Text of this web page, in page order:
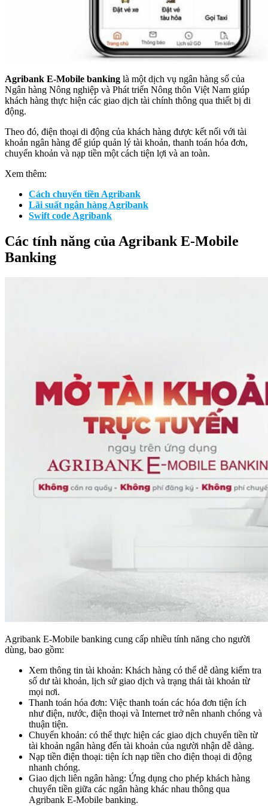
Agribank E-Mobile banking là một dịch vụ ngân hàng số của
Ngân hàng Nông nghiệp và Phát triển Nông thôn Việt Nam giúp
khách hàng thực hiện các giao dịch tài chính thông qua thiết bị di
động.
Theo đó, điện thoại di động của khách hàng được kết nối với tài
khoản ngân hàng để giúp quản lý tài khoản, thanh toán hóa đơn,
chuyển khoản và nạp tiền một cách tiện lợi và an toàn.
Xem thêm:
Cách chuyển tiền Agribank
Lãi suất ngân hàng Agribank
Swift code Agribank
Các tính năng của Agribank E-Mobile
Banking
Agribank E-Mobile banking cung cấp nhiều tính năng cho người
dùng, bao gồm:
Xem thông tin tài khoản: Khách hàng có thể dễ dàng kiểm tra
số dư tài khoản, lịch sử giao dịch và trạng thái tài khoản từ
mọi nơi.
Thanh toán hóa đơn: Việc thanh toán các hóa đơn tiện ích
như điện, nước, điện thoại và Internet trở nên nhanh chóng và
thuận tiện.
Chuyển khoản: có thể thực hiện các giao dịch chuyển tiền từ
tài khoản ngân hàng đến tài khoản của người nhận dễ dàng.
Nạp tiền điện thoại: tiện ích nạp tiền cho điện thoại di động
nhanh chóng.
Giao dịch liên ngân hàng: Ứng dụng cho phép khách hàng
chuyển tiền giữa các ngân hàng khác nhau thông qua
Agribank E-Mobile banking.